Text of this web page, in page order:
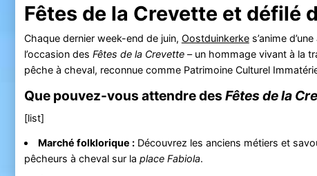
Fêtes de la Crevette et défilé
Chaque dernier week-end de juin, Oostduinkerkes’anime
l’occasion des Fêtes de la Crevette– un hommage vivant à la
pêche à cheval, reconnue comme Patrimoine Culturel
Que pouvez-vous attendre des Fêtes de la
[list]
Marché folklorique : Découvrez les anciens métiers et
pêcheurs à cheval sur la place Fabiola.